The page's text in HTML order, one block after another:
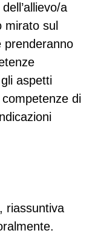
a
mirato sul
prenderanno
aspetti
di
riassuntiva